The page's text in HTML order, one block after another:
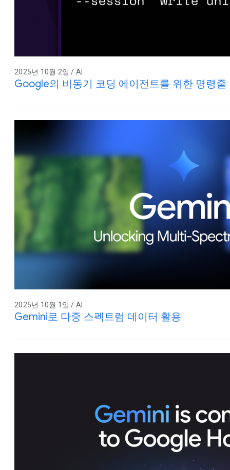
2025년 10월 2일 / AI
Google의 비동기 코딩 에이전트를 위한 명령
2025년 10월 1일 / AI
Gemini로 다중 스펙트럼 데이터 활용